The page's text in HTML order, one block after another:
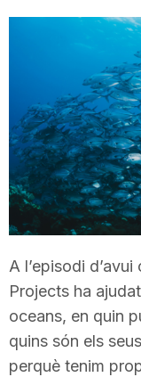
d
e
r
A l’episodi
Projects ha
oceans, en quin
quins són els
perquè tenim